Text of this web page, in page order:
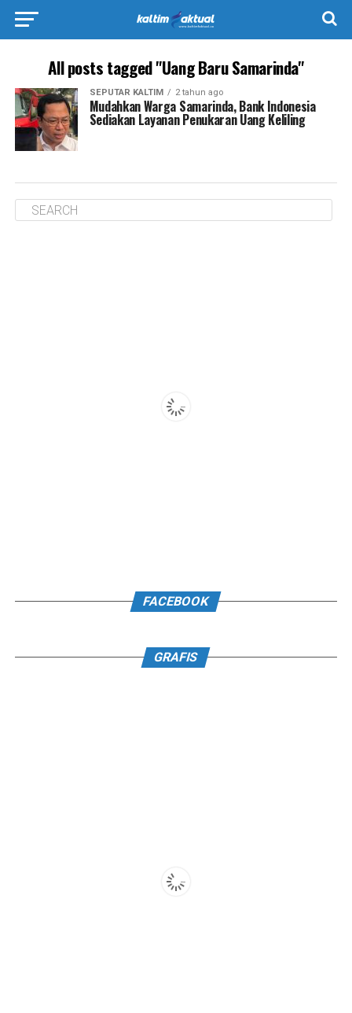
All posts tagged "Uang Baru Samarinda"
SEPUTAR KALTIM 2 tahun ago
Mudahkan Warga Samarinda, Bank Indonesia
Sediakan Layanan Penukaran Uang Keliling
FACEBOOK
GRAFIS